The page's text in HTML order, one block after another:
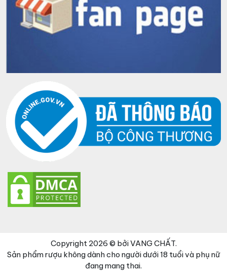
Copyright 2026 © bởi VANG CHẤT.
Sản phẩm rượu không dành cho người dưới 18 tuổi và phụ nữ
đang mang thai.